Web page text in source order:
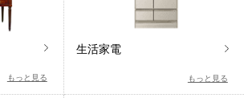
もっと見る
生活家電
もっと見る